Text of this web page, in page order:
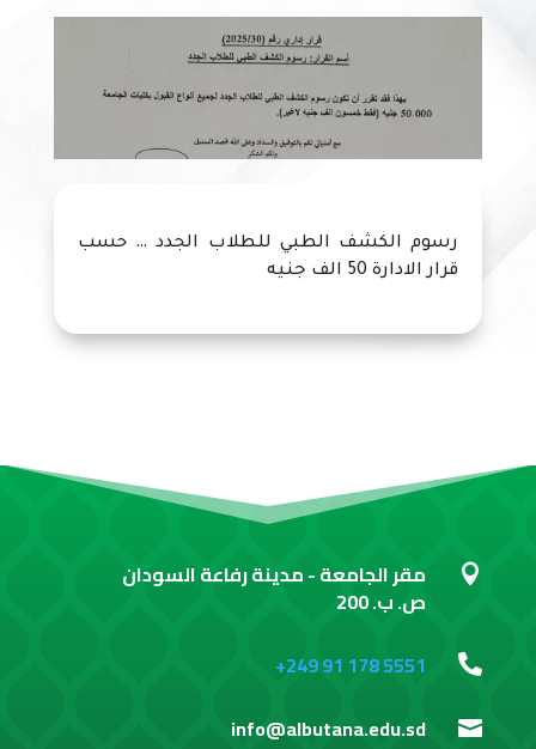
رسوم الكشف الطبي للطلاب الجدد … حسب
قرار الادارة 50 الف جنيه
 مقر الجامعة - مدينة رفاعة السودان
ص. ب. 200

+249 91 178 5551

info@albutana.edu.sd